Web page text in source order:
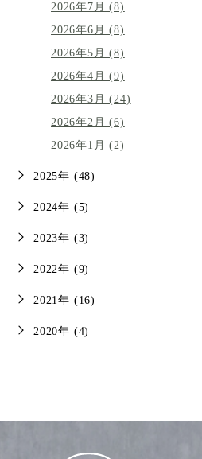
2026年7月 (8)
2026年6月 (8)
2026年5月 (8)
2026年4月 (9)
2026年3月 (24)
2026年2月 (6)
2026年1月 (2)
2025年 (48)
2024年 (5)
2023年 (3)
2022年 (9)
2021年 (16)
2020年 (4)